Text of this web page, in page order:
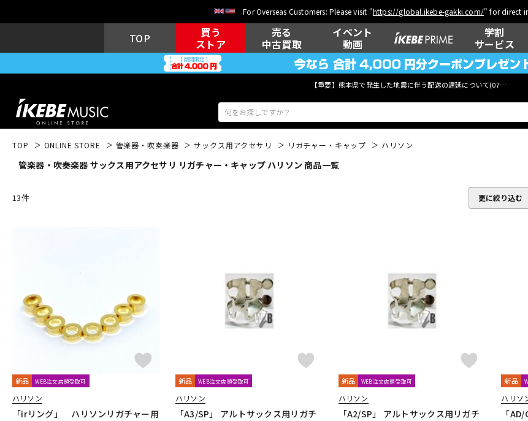
For Overseas Customers: Please visit "https://global.ikebe-gakki.com/" for direct
TOP
買う
ストア
売る
中古買取
イベント
動画
学割
サービス
【重要】熊本県で発生した地震に伴う配送の遅延について(07月29日
エレキギター アコギ/エレ
DTM DTM オンラ
中古
TOP ONLINE STORE 管楽器・吹奏楽器 サックス用アクセサリ リガチャー・キャップ ハリソン
管楽器・吹奏楽器 サックス用アクセサリ リガチャー・キャップ ハリソン 商品一覧
13件 更に絞り込む
新品 WEB注文店頭受取可
ハリソン
「irリング」 ハリソンリガチャー用
新品 WEB注文店頭受取可
ハリソン
「A3/SP」 アルトサックス用リガチ
新品 WEB注文店頭受取可
ハリソン
「A2/SP」 アルトサックス用リガチ
新品
ハリソ
「